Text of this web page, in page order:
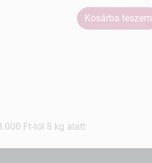
Kosárba teszem
Ft-tól 8 kg alatt